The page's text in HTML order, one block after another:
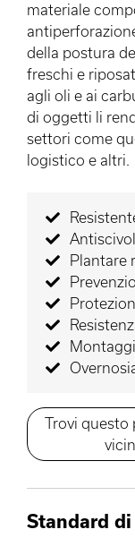
materiale
della postura
freschi e
agli oli e ai
di oggetti li
settori come
logistico e altri.
Plantare
Trovi questo
Standard